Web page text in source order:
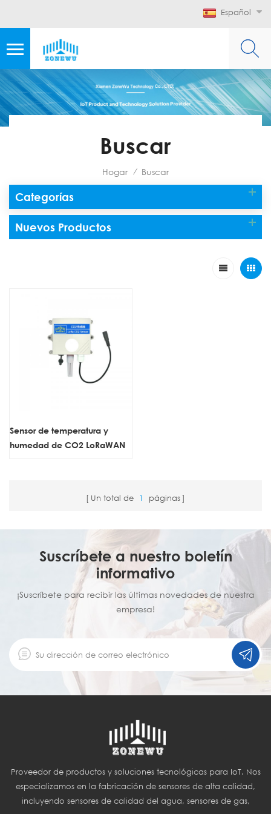
Español
Buscar
Hogar / Buscar
Categorías
Nuevos Productos
Sensor de temperatura y
humedad de CO2 LoRaWAN
Un total de 1 páginas
Suscríbete a nuestro boletín
informativo
¡Suscríbete para recibir las últimas novedades de nuestra
empresa!
Proveedor de productos y soluciones tecnológicas para IoT. Nos
especializamos en la fabricación de sensores de alta calidad,
incluyendo sensores de calidad del agua, sensores de gas,